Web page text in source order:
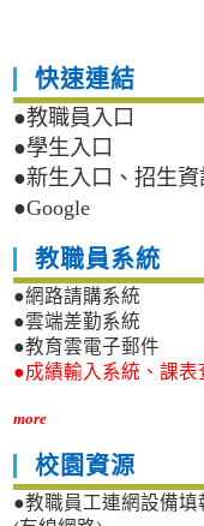
快速連結
●教職員入口
●學生入口
●新生入口、招生資
●Google
教職員系統
●網路請購系統
●雲端差勤系統
●教育雲電子郵件
●成績輸入系統、課表
more
校園資源
●教職員工連網設備填